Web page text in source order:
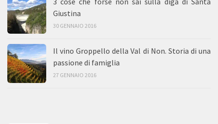
Giustina
30 GENNAIO 2016
Il vino Groppello della Val di Non. Storia di una
passione di famiglia
27 GENNAIO 2016